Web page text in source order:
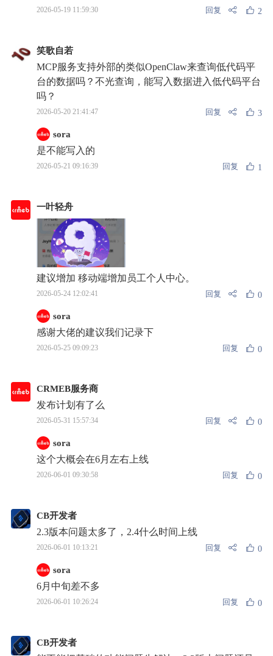
2026-05-19 11:59:30 回复 2
笑歌自若
MCP服务支持外部的类似OpenClaw来查询低代码平
台的数据吗？不光查询，能写入数据进入低代码平台
吗？
2026-05-20 21:41:47 回复 3
sora
是不能写入的
2026-05-21 09:16:39 回复 1
一叶轻舟
建议增加 移动端增加员工个人中心。
2026-05-24 12:02:41 回复 0
sora
感谢大佬的建议我们记录下
2026-05-25 09:09:23 回复 0
CRMEB服务商
发布计划有了么
2026-05-31 15:57:34 回复 0
sora
这个大概会在6月左右上线
2026-06-01 09:30:58 回复 0
CB开发者
2.3版本问题太多了，2.4什么时间上线
2026-06-01 10:13:21 回复 0
sora
6月中旬差不多
2026-06-01 10:26:24 回复 0
CB开发者